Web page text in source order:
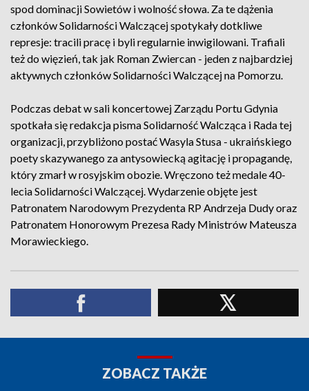
spod dominacji Sowietów i wolność słowa. Za te dążenia
członków Solidarności Walczącej spotykały dotkliwe
represje: tracili pracę i byli regularnie inwigilowani. Trafiali
też do więzień, tak jak Roman Zwiercan - jeden z najbardziej
aktywnych członków Solidarności Walczącej na Pomorzu.
Podczas debat w sali koncertowej Zarządu Portu Gdynia
spotkała się redakcja pisma Solidarność Walcząca i Rada tej
organizacji, przybliżono postać Wasyla Stusa - ukraińskiego
poety skazywanego za antysowiecką agitację i propagandę,
który zmarł w rosyjskim obozie. Wręczono też medale 40-
lecia Solidarności Walczącej. Wydarzenie objęte jest
Patronatem Narodowym Prezydenta RP Andrzeja Dudy oraz
Patronatem Honorowym Prezesa Rady Ministrów Mateusza
Morawieckiego.
ZOBACZ TAKŻE